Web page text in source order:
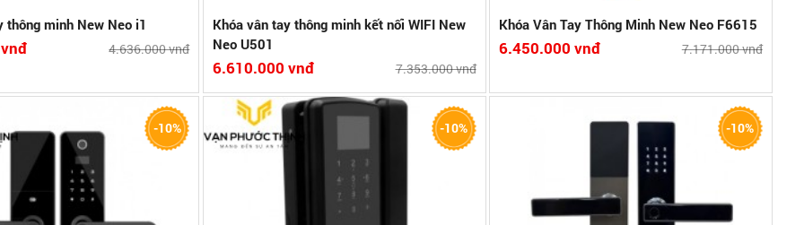
thông minh New Neo i1
4.636.000 vnđ
Khóa vân tay thông minh kết nối WIFI New
Neo U501
7.353.000 vnđ
6.610.000 vnđ
Khóa Vân Tay Thông Minh New Neo F6615
7.171.000 vnđ
6.450.000 vnđ
-10%
năng : Vân Tay, Mã Số, Thẻ Từ
kim cao cấp
trữ : 499 Vân Tay, 01 Mã Số, 2000
hợp : 5 - 8 mm
Công nghệ và tiêu chuẩn của Đức
-10%
- Khóa 4 chức năng : Vân Tay, Mã Số, Thẻ Từ, Chìa
cơ
- Chất liệu : Hợp kim
- Dung lượng lưu trữ : 200 Users
- Đố cửa thích hợp : 4 x 8 cm
- Sản xuất theo Công nghệ và tiêu chuẩn của Đức
Bảo hành:1 năm
-10%